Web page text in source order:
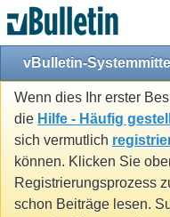
vBulletin-
Wenn dies Ihr erster
die Hilfe - Häufig
sich vermutlich
können. Klicken Sie
Registrierungsprozess
schon Beiträge lesen.